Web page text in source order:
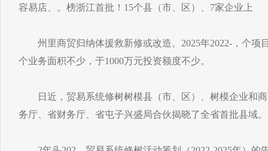
容易店、。榜浙江首批！15个县（市、区）、7家企业上
州里商贸归纳体援救新修或改造。2025年2022-，个项
个业务面积不少，于1000万元投资额度不少。
日近，贸易系统修树树模县（市、区）、树模企业和商
务厅、省财务厅、省屯子兴盛局合伙揭晓了全省首批县域。